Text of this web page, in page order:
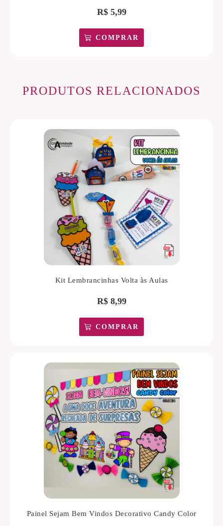
R$5,99
COMPRAR
PRODUTOS RELACIONADOS
Kit Lembrancinhas Volta às Aulas
R$8,99
COMPRAR
Painel Sejam Bem Vindos Decorativo Candy Color